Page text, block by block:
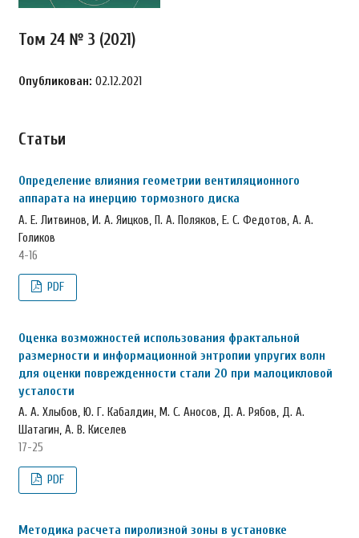
Том 24 № 3 (2021)
Опубликован: 02.12.2021
Статьи
Определение влияния геометрии вентиляционного
аппарата на инерцию тормозного диска
А. Е. Литвинов, И. А. Яицков, П. А. Поляков, Е. С. Федотов, А. А.
Голиков
4-16
PDF
Оценка возможностей использования фрактальной
размерности и информационной энтропии упругих волн
для оценки поврежденности стали 20 при малоцикловой
усталости
А. А. Хлыбов, Ю. Г. Кабалдин, М. С. Аносов, Д. А. Рябов, Д. А.
Шатагин, А. В. Киселев
17-25
PDF
Методика расчета пиролизной зоны в установке